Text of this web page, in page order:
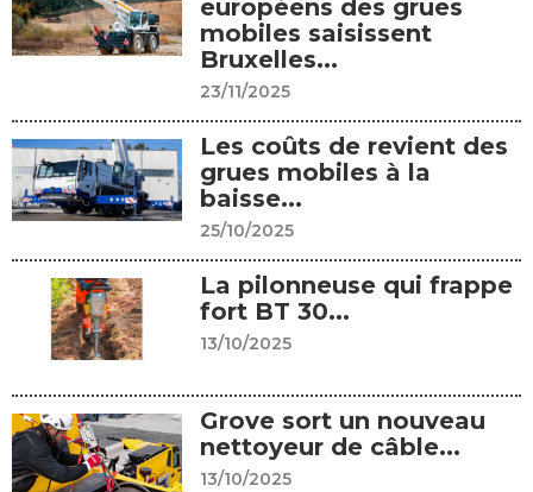
européens des grues
mobiles saisissent
Bruxelles...
23/11/2025
Les coûts de revient des
grues mobiles à la
baisse...
25/10/2025
La pilonneuse qui frappe
fort BT 30...
13/10/2025
Grove sort un nouveau
nettoyeur de câble...
13/10/2025